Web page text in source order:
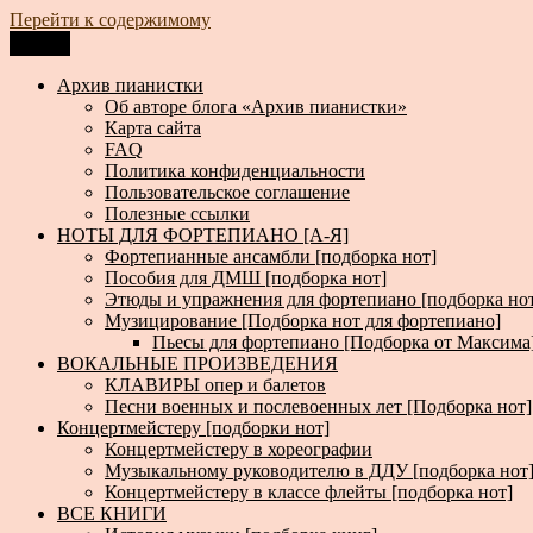
Перейти к содержимому
Архив пианистки
Всё для пианистов: ноты, книги, музыка, статьи…
Архив пианистки
Об авторе блога «Архив пианистки»
Карта сайта
FAQ
Политика конфиденциальности
Пользовательское соглашение
Полезные ссылки
НОТЫ ДЛЯ ФОРТЕПИАНО [А-Я]
Фортепианные ансамбли [подборка нот]
Пособия для ДМШ [подборка нот]
Этюды и упражнения для фортепиано [подборка
Музицирование [Подборка нот для фортепиано]
Пьесы для фортепиано [Подборка от
ВОКАЛЬНЫЕ ПРОИЗВЕДЕНИЯ
КЛАВИРЫ опер и балетов
Песни военных и послевоенных лет [Подборка нот]
Концертмейстеру [подборки нот]
Концертмейстеру в хореографии
Музыкальному руководителю в ДДУ [подборка нот]
Концертмейстеру в классе флейты [подборка нот]
ВСЕ КНИГИ